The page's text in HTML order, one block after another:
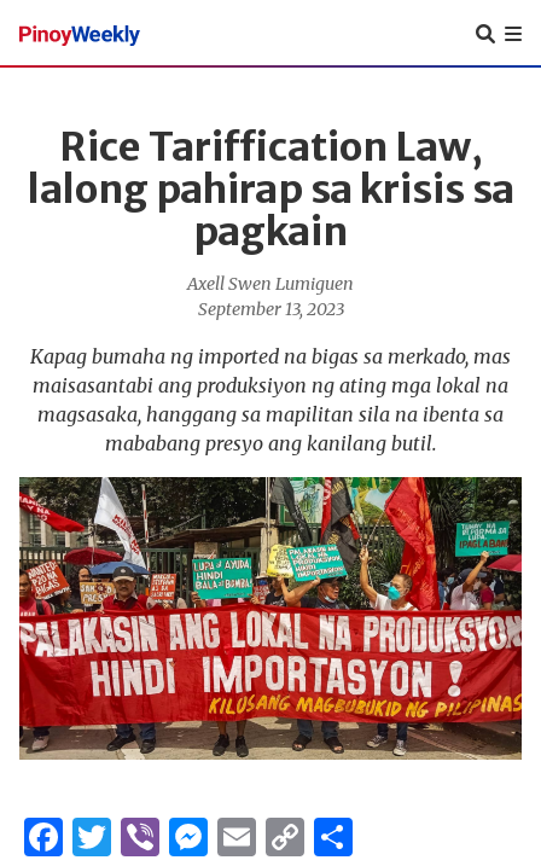
Pinoy
Weekly
Rice Tariffication Law,
lalong pahirap sa krisis sa
pagkain
Axell Swen Lumiguen
September 13, 2023
Kapag bumaha ng imported na bigas sa merkado, mas
maisasantabi ang produksiyon ng ating mga lokal na
magsasaka, hanggang sa mapilitan sila na ibenta sa
mababang presyo ang kanilang butil.
Facebook
Twitter
ViberMessenger
Email
Copy